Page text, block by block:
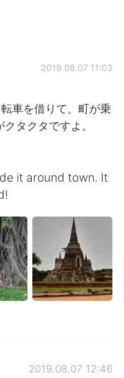
2019.08.07 11:03
車を借りて、町が乗
タクタですよ。
it around town. It
2019.08.07 12:46